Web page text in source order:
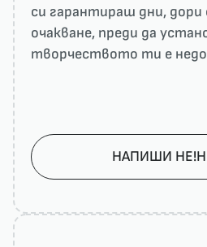
си гарантираш дни, дори
очакване, преди да
творчеството ти е
НАПИШИ